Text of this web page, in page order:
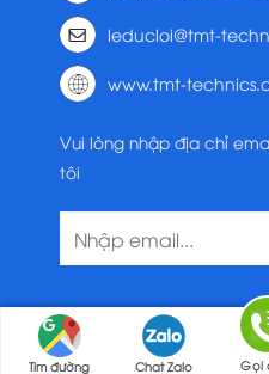
Tìm đường Chat Zalo Gọi
leducloi@tmt-
www.tmt-
Vui lòng nhập địa chỉ
tôi